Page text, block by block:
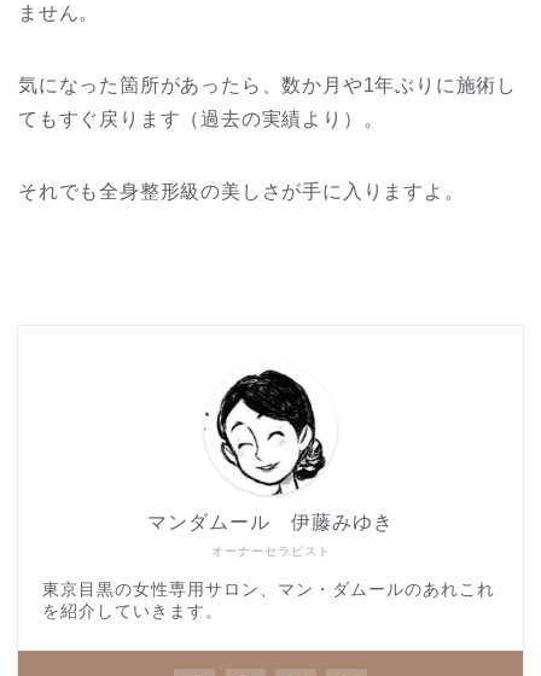
ません。
気になった箇所があったら、数か月や1年ぶりに施術し
てもすぐ戻ります（過去の実績より）。
それでも全身整形級の美しさが手に入りますよ。
オーナーセラピスト
マンダムール 伊藤みゆき
東京目黒の女性専用サロン、マン・ダムールのあれこれ
を紹介していきます。